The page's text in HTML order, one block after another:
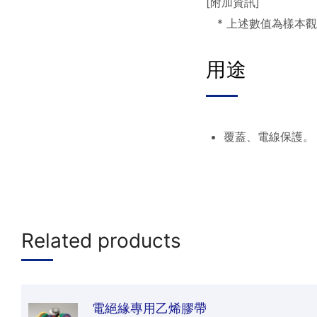
* 上述數值為樣本
用途
覆蓋、電線保護。
Related products
電絕緣專用乙烯膠帶